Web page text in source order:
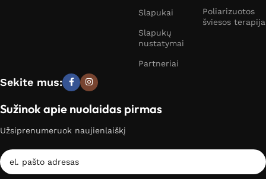
Slapukai
Slapukų
nustatymai
Partneriai
Poliarizuotos
šviesos terapija
Sekite mus:
Sužinok apie nuolaidas pirmas
Užsiprenumeruok naujienlaiškį